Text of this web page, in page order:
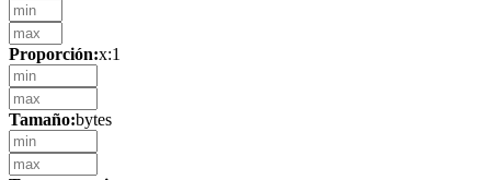
Proporción:x:1
Tamaño:bytes